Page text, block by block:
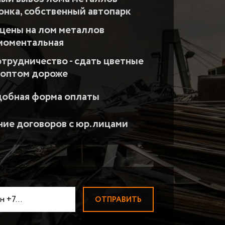
ПРИЕМ ВОЛЬФРАМА
ПРИЕМ НИКЕЛЯ
ТВЕРДОСПЛАВЫ ВК-ТК
ПРИЕМ МОЛИБДЕНА
ПРИЕМ ЦИРКОНИЯ
БЫСТРОРЕЗЫ
Быстрорезы Р6М5
ПРИЕМ СУРЬМЫ
собственный автопарк
на лом металлов
- сдать цветные
дороже
форма оплаты
договоров с юр.лицами